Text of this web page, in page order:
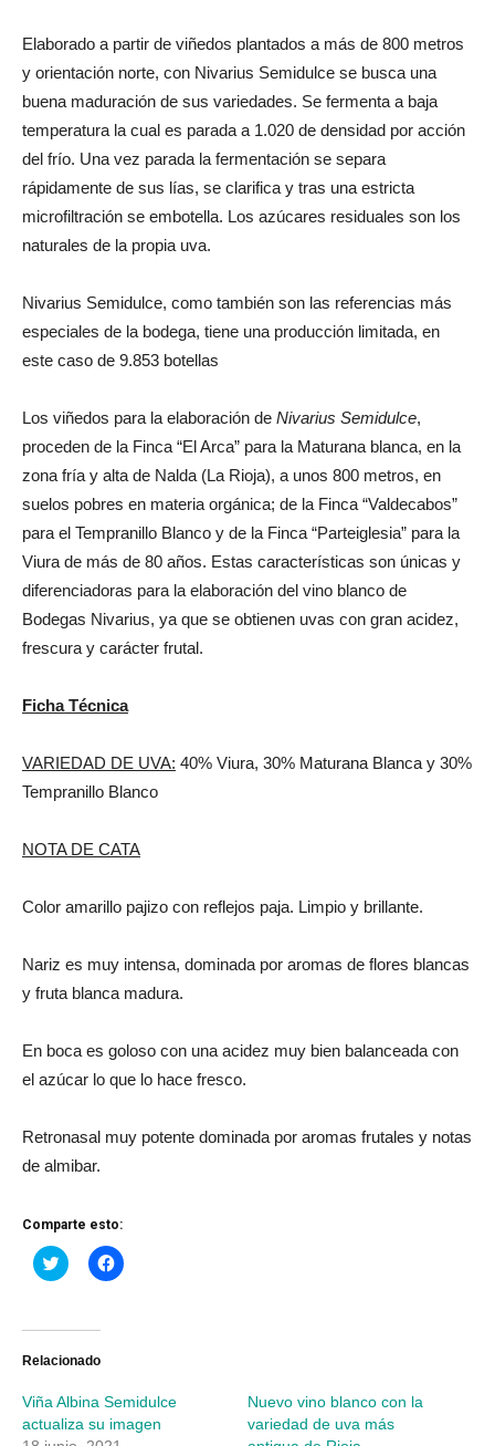
Elaborado a partir de viñedos plantados a más de 800 metros
y orientación norte, con Nivarius Semidulce se busca una
buena maduración de sus variedades. Se fermenta a baja
temperatura la cual es parada a 1.020 de densidad por acción
del frío. Una vez parada la fermentación se separa
rápidamente de sus lías, se clarifica y tras una estricta
microfiltración se embotella. Los azúcares residuales son los
naturales de la propia uva.
Nivarius Semidulce, como también son las referencias más
especiales de la bodega, tiene una producción limitada, en
este caso de 9.853 botellas
Los viñedos para la elaboración de Nivarius Semidulce,
proceden de la Finca “El Arca” para la Maturana blanca, en la
zona fría y alta de Nalda (La Rioja), a unos 800 metros, en
suelos pobres en materia orgánica; de la Finca “Valdecabos”
para el Tempranillo Blanco y de la Finca “Parteiglesia” para la
Viura de más de 80 años. Estas características son únicas y
diferenciadoras para la elaboración del vino blanco de
Bodegas Nivarius, ya que se obtienen uvas con gran acidez,
frescura y carácter frutal.
Ficha Técnica
VARIEDAD DE UVA: 40% Viura, 30% Maturana Blanca y 30%
Tempranillo Blanco
NOTA DE CATA
Color amarillo pajizo con reflejos paja. Limpio y brillante.
Nariz es muy intensa, dominada por aromas de flores blancas
y fruta blanca madura.
En boca es goloso con una acidez muy bien balanceada con
el azúcar lo que lo hace fresco.
Retronasal muy potente dominada por aromas frutales y notas
de almibar.
Comparte esto:
Haz
clic
Twitter
abre
ventana
nueva)
Haz
clic
ventana
nueva)
Relacionado
Viña Albina Semidulce
actualiza su imagen
Nuevo vino blanco con la
variedad de uva más